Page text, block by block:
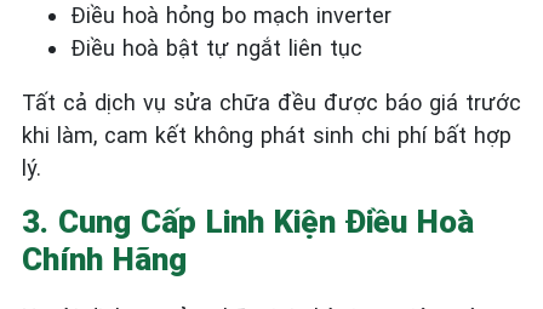
Điều hoà hỏng bo mạch inverter
Điều hoà bật tự ngắt liên tục
Tất cả dịch vụ sửa chữa đều được báo giá trước
khi làm, cam kết không phát sinh chi phí bất hợp
lý.
3. Cung Cấp Linh Kiện Điều Hoà
Chính Hãng